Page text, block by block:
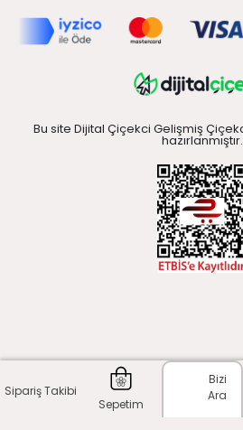
Bu site Dijital Çiçekci Gelişmiş
hazırlanmıştır.
Sipariş Takibi
Sepetim
Bizi
Ara